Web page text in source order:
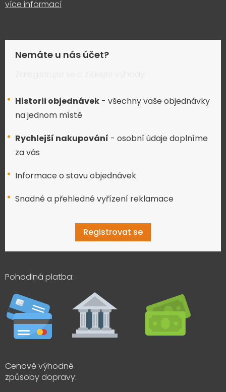
více informací
Nemáte u nás účet?
Historii objednávek - všechny vaše objednávky
na jednom místě
Rychlejší nakupování - osobní údaje doplníme
za vás
Informace o stavu objednávek
Snadné a přehledné vyřízení reklamace
Registrovat se
Pohodlná platba:
Cenově výhodné
způsoby dopravy: